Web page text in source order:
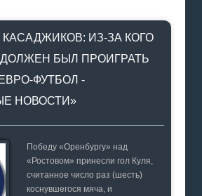
ИЗ-ЗА КОГО
ДОЛЖЕН БЫЛ ПРОИГРАТЬ
ФУТБОЛ -
НОВОСТИ»
Победу «Оренбургу» над
«Ростовом» принесли гол Куля,
считанное число раз (шесть)
коснувшегося мяча, и